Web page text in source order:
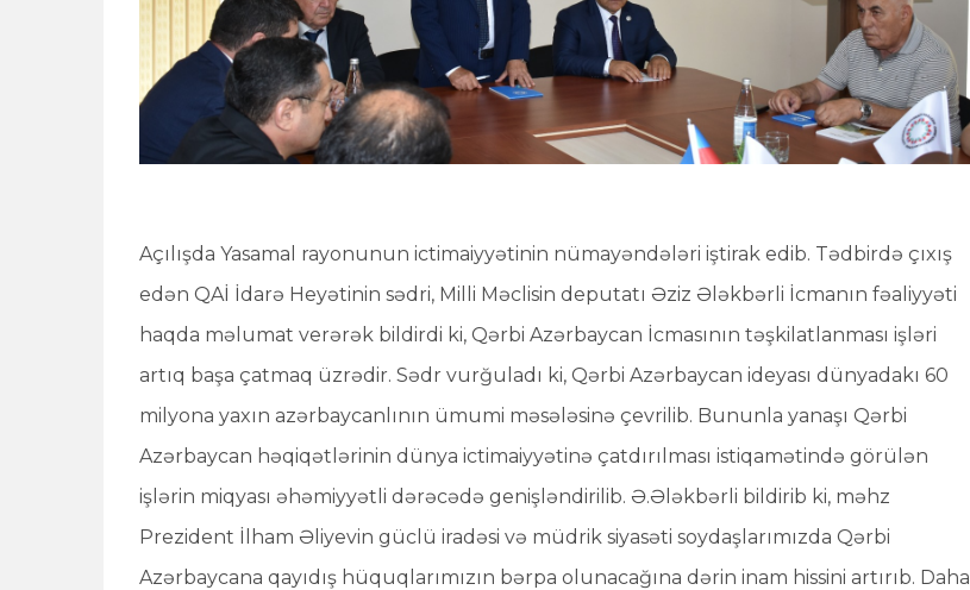
Açılışda Yasamal rayonunun ictimaiyyətinin nümayəndələri iştirak edib. Tədbirdə çıxış
edən QAİ İdarə Heyətinin sədri, Milli Məclisin deputatı Əziz Ələkbərli İcmanın fəaliyyəti
haqda məlumat verərək bildirdi ki, Qərbi Azərbaycan İcmasının təşkilatlanması işləri
artıq başa çatmaq üzrədir. Sədr vurğuladı ki, Qərbi Azərbaycan ideyası dünyadakı 60
milyona yaxın azərbaycanlının ümumi məsələsinə çevrilib. Bununla yanaşı Qərbi
Azərbaycan həqiqətlərinin dünya ictimaiyyətinə çatdırılması istiqamətində görülən
işlərin miqyası əhəmiyyətli dərəcədə genişləndirilib. Ə.Ələkbərli bildirib ki, məhz
Prezident İlham Əliyevin güclü iradəsi və müdrik siyasəti soydaşlarımızda Qərbi
Azərbaycana qayıdış hüquqlarımızın bərpa olunacağına dərin inam hissini artırıb. Daha